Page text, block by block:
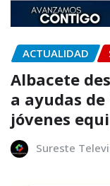
ACTUALIDAD
Albacete
a ayudas
jóvenes
Sureste